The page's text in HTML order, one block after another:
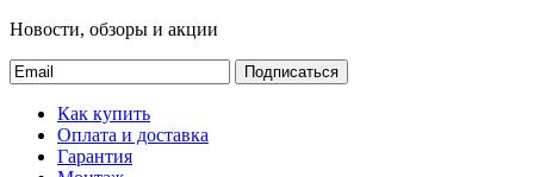
Новости, обзоры и акции
Подписаться
Как купить
Оплата и доставка
Гарантия